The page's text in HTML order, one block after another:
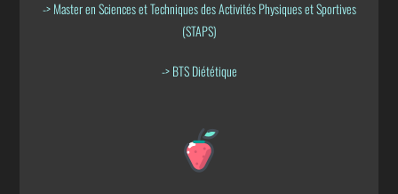
-> Master en Sciences et Techniques des Activités Physiques et Sportives
(STAPS)
-> BTS Diététique